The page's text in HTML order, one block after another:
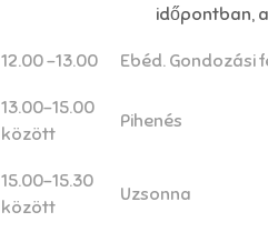
időpontban,
12.00 -13.00 Ebéd.
13.00-15.00
között
Pihenés
15.00-15.30
között
Uzsonna